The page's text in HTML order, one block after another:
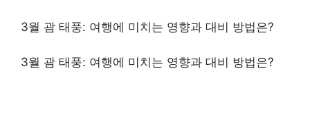
3월 괌 태풍: 여행에 미치는 영향과 대비 방법은?
3월 괌 태풍: 여행에 미치는 영향과 대비 방법은?